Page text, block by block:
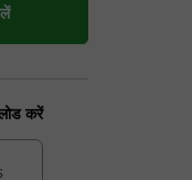
करें